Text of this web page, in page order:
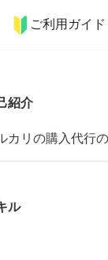
ご利用ガイド
ペット 料理
紹介
カリの購入代行
ル